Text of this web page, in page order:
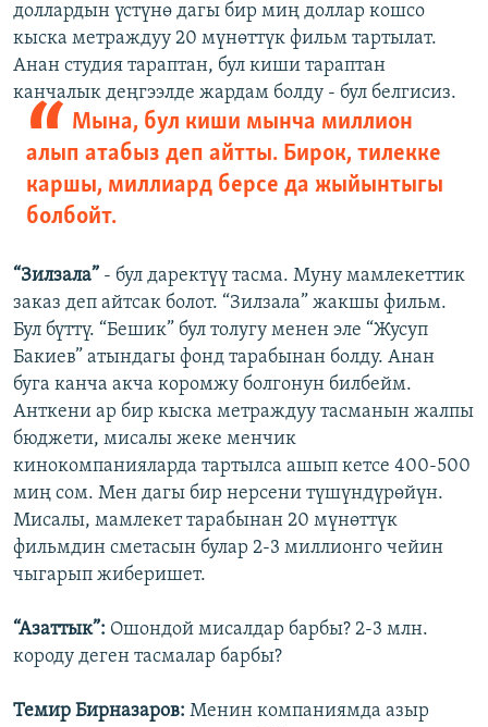
доллардын үстүнө дагы бир миң доллар кошсо
кыска метраждуу 20 мүнөттүк фильм тартылат.
Анан студия тараптан, бул киши тараптан
канчалык деңгээлде жардам болду - бул белгисиз.
Мына, бул киши мынча миллион
алып атабыз деп айтты. Бирок, тилекке
каршы, миллиард берсе да жыйынтыгы
болбойт.
“Зилзала” - бул даректүү тасма. Муну мамлекеттик
заказ деп айтсак болот. “Зилзала” жакшы фильм.
Бул бүттү. “Бешик” бул толугу менен эле “Жусуп
Бакиев” атындагы фонд тарабынан болду. Анан
буга канча акча коромжу болгонун билбейм.
Анткени ар бир кыска метраждуу тасманын жалпы
бюджети, мисалы жеке менчик
кинокомпанияларда тартылса ашып кетсе 400-500
миң сом. Мен дагы бир нерсени түшүндүрөйүн.
Мисалы, мамлекет тарабынан 20 мүнөттүк
фильмдин сметасын булар 2-3 миллионго чейин
чыгарып жиберишет.
“Азаттык”: Ошондой мисалдар барбы? 2-3 млн.
короду деген тасмалар барбы?
Темир Бирназаров: Менин компаниямда азыр